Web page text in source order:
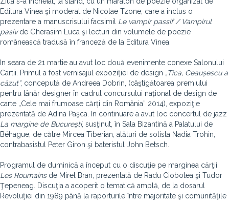
Editura Vinea şi moderat de Nicolae Tzone, care a inclus o
prezentare a manuscrisului facsimil Le vampir passif / Vampirul
pasivde Gherasim Luca şi lecturi din volumele de poezie
românească tradusă în franceză de la Editura Vinea.
In seara de 21 martie au avut loc două evenimente conexe Salonului
Cartii. Primul a fost vernisajul expoziţiei de design „Tica, Ceaușescu a
căzut”, concepută de Andreea Dobrin, (câştigătoarea premiului
pentru tânăr designer în cadrul concursului național de design de
carte „Cele mai frumoase cărți din România” 2014), expoziţie
prezentată de Adina Paşca. In continuare a avut loc concertul de jazz
La margine de Bucureşti, susţinut, în Sala Bizantină a Palatului de
Béhague, de către Mircea Tiberian, alături de solista Nadia Trohin,
contrabasistul Peter Giron şi bateristul John Betsch.
Programul de duminică a început cu o discuţie pe marginea cărţii
Les Roumainsde Mirel Bran, prezentată de Radu Ciobotea şi Tudor
Ţepeneag. Discuţia a acoperit o tematică amplă, de la dosarul
Revoluţiei din 1989 până la raporturile între majoritate şi comunităţile